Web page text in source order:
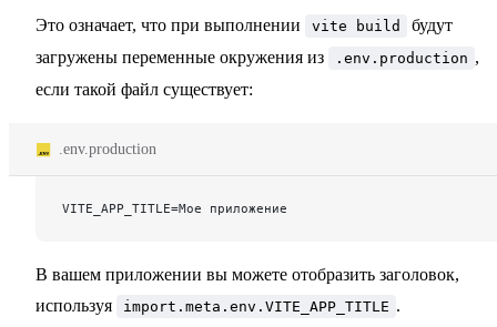
Это означает, что при выполнении vite build
будут
загружены переменные окружения из
.env.production ,
если такой файл существует:
.env.production
VITE_APP_TITLE=Мое приложение
В вашем приложении вы можете отобразить заголовок,
используя
import.meta.env.VITE_APP_TITLE .